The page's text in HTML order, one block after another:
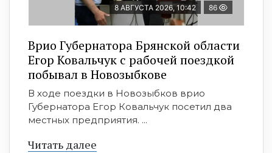
8 АВГУСТА 2026, 10:42 86
Врио Губернатора Брянской области
Егор Ковальчук с рабочей поездкой
побывал в Новозыбкове
В ходе поездки в Новозыбков врио
Губернатора Егор Ковальчук посетил два
местных предприятия. ...
Читать далее